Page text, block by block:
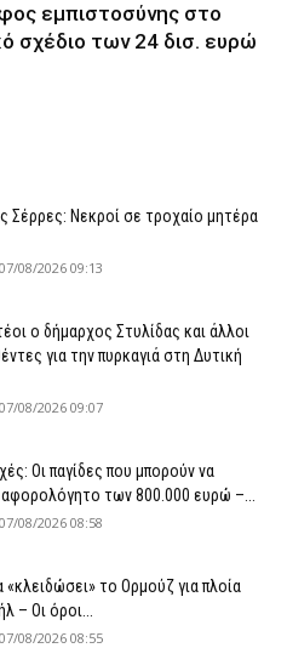
εμπιστοσύνης στο
σχέδιο των 24 δισ. ευρώ
Σέρρες: Νεκροί σε τροχαίο μητέρα
07/08/2026 09:13
ο δήμαρχος Στυλίδας και άλλοι
για την πυρκαγιά στη Δυτική
07/08/2026 09:07
Οι παγίδες που μπορούν να
των 800.000 ευρώ –...
07/08/2026 08:58
«κλειδώσει» το Ορμούζ για πλοία
– Οι όροι...
07/08/2026 08:55